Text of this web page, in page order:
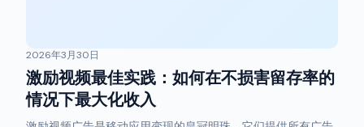
2026年3月30日
激励视频最佳实践：如何在不损害留存率的
情况下最大化收入